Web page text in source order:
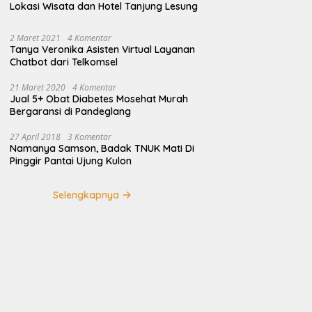
Lokasi Wisata dan Hotel Tanjung Lesung
2 Maret 2021 4 Komentar
Tanya Veronika Asisten Virtual Layanan
Chatbot dari Telkomsel
21 Maret 2020 4 Komentar
Jual 5+ Obat Diabetes Mosehat Murah
Bergaransi di Pandeglang
27 April 2018 3 Komentar
Namanya Samson, Badak TNUK Mati Di
Pinggir Pantai Ujung Kulon
Selengkapnya